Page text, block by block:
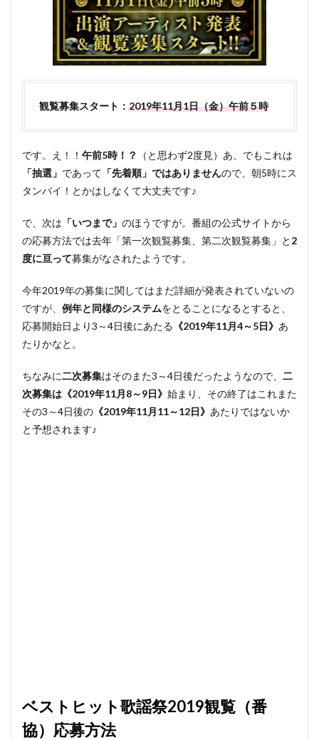
観覧募集スタート： 2019年11月1日（金）午前５時
です。え！！ 午前5時！？
（と思わず2度見）あ、でもこれは
「抽選」 であって 「先着順」ではありませんので、朝5時にス
タンバイ！とかはしなくて大丈夫です♪
で、次は 「いつまで」 のほうですが。番組の公式サイトから
の応募方法では去年「第一次観覧募集、第二次観覧募集」と 2
度に亘って募集がなされたようです。
今年2019年の募集に関してはまだ詳細が発表されていないの
ですが、 例年と同様のシステムをとることになるとすると、
応募開始日より3～4日後にあたる 《2019年11月4～5日》 あ
たりかなと。
ちなみに二次募集はそのまた3～4日後だったようなので、 二
次募集は《2019年11月8～9日》 始まり、その終了はこれまた
その3～4日後の 《2019年11月11～12日》 あたりではないか
と予想されます♪
ベストヒット歌謡祭2019観覧（番
協）応募方法